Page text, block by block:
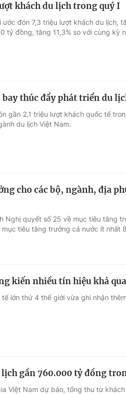
khách du lịch trong quý I
ước đón 7,3 triệu lượt khách du lịch,
tỷ đồng, tăng 11,3% so với cùng kỳ
bay thúc đẩy phát triển du
gần 2,1 triệu lượt khách quốc tế
du lịch Việt Nam.
cho các bộ, ngành, địa
Nghị quyết số 25 về mục tiêu tăng
tiêu tăng trưởng cả nước ít nhất
kiến nhiều tín hiệu khả
tế lớn thứ 4 thế giới vừa ghi nhận
gần 760.000 tỷ đồng
Việt Nam dự báo, tổng thu từ